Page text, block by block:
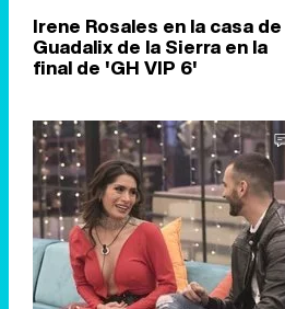
Irene Rosales en la casa de
Guadalix de la Sierra en la
final de 'GH VIP 6'